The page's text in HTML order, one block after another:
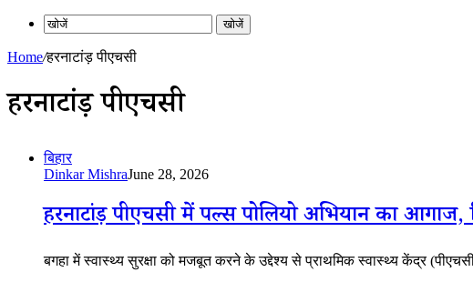
खोजें
Home/हरनाटांड़ पीएचसी
हरनाटांड़ पीएचसी
बिहार
Dinkar MishraJune 28, 2026
हरनाटांड़ पीएचसी में पल्स पोलियो अभियान का आगाज,
बगहा में स्वास्थ्य सुरक्षा को मजबूत करने के उद्देश्य से प्राथमिक स्वास्थ्य केंद्र